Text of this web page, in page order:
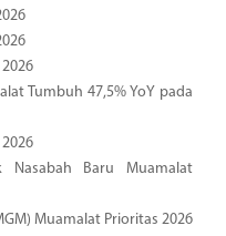
Tumbuh 47,5% YoY pada
Nasabah Baru Muamalat
Muamalat Prioritas 2026